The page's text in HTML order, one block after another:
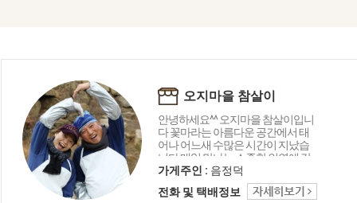
오지마을 참살이
안녕하세요^^ 오지마을 참살이입니
다 꽃마라는 아름다운 공간에서 태
어나 어느새 수많은 시간이 지났습
니다 매일 만나는 소중한 인연에 감
사드리며 오늘도 좋은 상품 감사의
마음을 담아 행복 미소로 전해드립
니다 함께해 주셔서 고맙습니다 ^_^
가게주인 : 음정덕
전화 및 택배정보